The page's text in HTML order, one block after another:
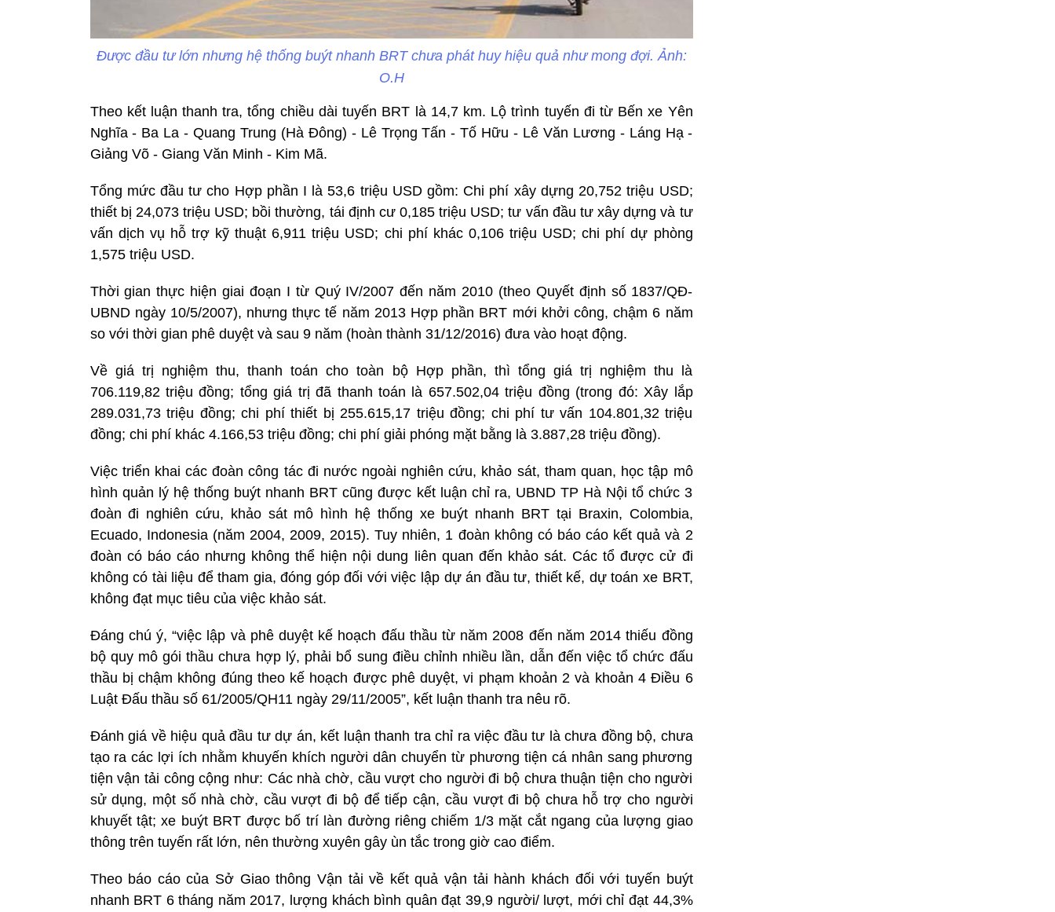
Được đầu tư lớn nhưng hệ thống buýt nhanh BRT chưa phát huy hiệu quả như mong đợi. Ảnh:
O.H
Theo kết luận thanh tra, tổng chiều dài tuyến BRT là 14,7 km. Lộ trình tuyến đi từ Bến xe Yên
Nghĩa - Ba La - Quang Trung (Hà Đông) - Lê Trọng Tấn - Tố Hữu - Lê Văn Lương - Láng Hạ -
Giảng Võ - Giang Văn Minh - Kim Mã.
Tổng mức đầu tư cho Hợp phần I là 53,6 triệu USD gồm: Chi phí xây dựng 20,752 triệu USD;
thiết bị 24,073 triệu USD; bồi thường, tái định cư 0,185 triệu USD; tư vấn đầu tư xây dựng và tư
vấn dịch vụ hỗ trợ kỹ thuật 6,911 triệu USD; chi phí khác 0,106 triệu USD; chi phí dự phòng
1,575 triệu USD.
Thời gian thực hiện giai đoạn I từ Quý IV/2007 đến năm 2010 (theo Quyết định số 1837/QĐ-
UBND ngày 10/5/2007), nhưng thực tế năm 2013 Hợp phần BRT mới khởi công, chậm 6 năm
so với thời gian phê duyệt và sau 9 năm (hoàn thành 31/12/2016) đưa vào hoạt động.
Về giá trị nghiệm thu, thanh toán cho toàn bộ Hợp phần, thì tổng giá trị nghiệm thu là
706.119,82 triệu đồng; tổng giá trị đã thanh toán là 657.502,04 triệu đồng (trong đó: Xây lắp
289.031,73 triệu đồng; chi phí thiết bị 255.615,17 triệu đồng; chi phí tư vấn 104.801,32 triệu
đồng; chi phí khác 4.166,53 triệu đồng; chi phí giải phóng mặt bằng là 3.887,28 triệu đồng).
Việc triển khai các đoàn công tác đi nước ngoài nghiên cứu, khảo sát, tham quan, học tập mô
hình quản lý hệ thống buýt nhanh BRT cũng được kết luận chỉ ra, UBND TP Hà Nội tổ chức 3
đoàn đi nghiên cứu, khảo sát mô hình hệ thống xe buýt nhanh BRT tại Braxin, Colombia,
Ecuado, Indonesia (năm 2004, 2009, 2015). Tuy nhiên, 1 đoàn không có báo cáo kết quả và 2
đoàn có báo cáo nhưng không thể hiện nội dung liên quan đến khảo sát. Các tổ được cử đi
không có tài liệu để tham gia, đóng góp đối với việc lập dự án đầu tư, thiết kế, dự toán xe BRT,
không đạt mục tiêu của việc khảo sát.
Đáng chú ý, “việc lập và phê duyệt kế hoạch đấu thầu từ năm 2008 đến năm 2014 thiếu đồng
bộ quy mô gói thầu chưa hợp lý, phải bổ sung điều chỉnh nhiều lần, dẫn đến việc tổ chức đấu
thầu bị chậm không đúng theo kế hoạch được phê duyệt, vi phạm khoản 2 và khoản 4 Điều 6
Luật Đấu thầu số 61/2005/QH11 ngày 29/11/2005”, kết luận thanh tra nêu rõ.
Đánh giá về hiệu quả đầu tư dự án, kết luận thanh tra chỉ ra việc đầu tư là chưa đồng bộ, chưa
tạo ra các lợi ích nhằm khuyến khích người dân chuyển từ phương tiện cá nhân sang phương
tiện vận tải công cộng như: Các nhà chờ, cầu vượt cho người đi bộ chưa thuận tiện cho người
sử dụng, một số nhà chờ, cầu vượt đi bộ để tiếp cận, cầu vượt đi bộ chưa hỗ trợ cho người
khuyết tật; xe buýt BRT được bố trí làn đường riêng chiếm 1/3 mặt cắt ngang của lượng giao
thông trên tuyến rất lớn, nên thường xuyên gây ùn tắc trong giờ cao điểm.
Theo báo cáo của Sở Giao thông Vận tải về kết quả vận tải hành khách đối với tuyến buýt
nhanh BRT 6 tháng năm 2017, lượng khách bình quân đạt 39,9 người/ lượt, mới chỉ đạt 44,3%